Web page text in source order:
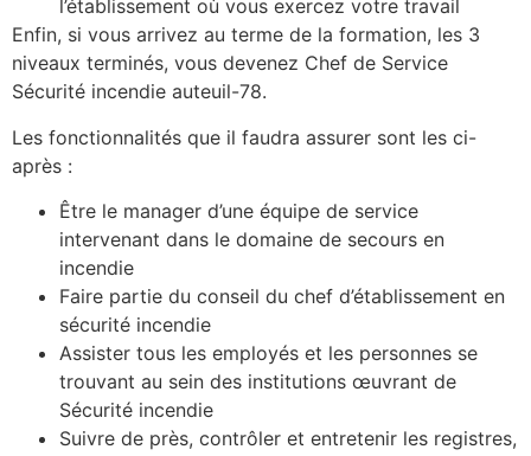
l’établissement où vous exercez votre travail
Enfin, si vous arrivez au terme de la formation, les 3
niveaux terminés, vous devenez Chef de Service
Sécurité incendie auteuil-78.
Les fonctionnalités que il faudra assurer sont les ci-
après :
Être le manager d’une équipe de service
intervenant dans le domaine de secours en
incendie
Faire partie du conseil du chef d’établissement en
sécurité incendie
Assister tous les employés et les personnes se
trouvant au sein des institutions œuvrant de
Sécurité incendie
Suivre de près, contrôler et entretenir les registres,